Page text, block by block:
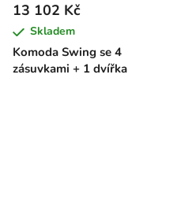
Komoda Swing se 4
zásuvkami + 1 dvířka
13 102 Kč
Skladem